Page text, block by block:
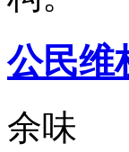
公民维
余味